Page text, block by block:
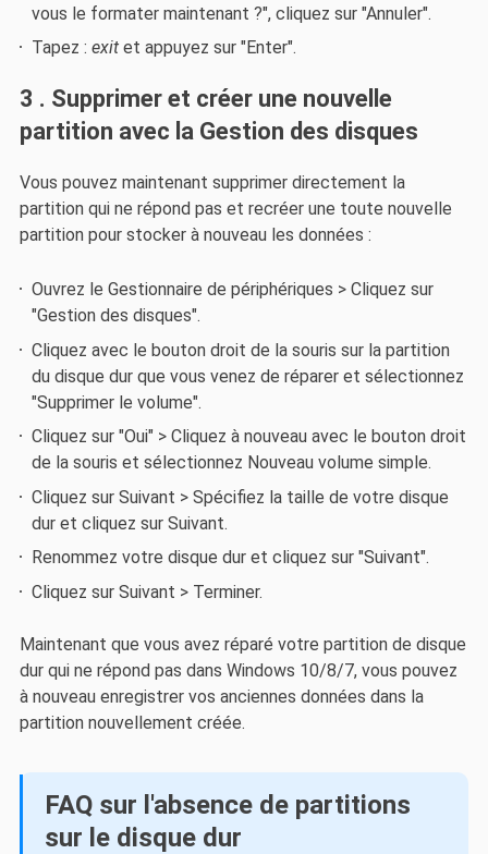
vous le formater maintenant ?", cliquez sur "Annuler".
Tapez :exit et appuyez sur "Enter".
3 . Supprimer et créer une nouvelle
partition avec la Gestion des disques
Vous pouvez maintenant supprimer directement la
partition qui ne répond pas et recréer une toute nouvelle
partition pour stocker à nouveau les données :
Ouvrez le Gestionnaire de périphériques > Cliquez sur
"Gestion des disques".
Cliquez avec le bouton droit de la souris sur la partition
du disque dur que vous venez de réparer et sélectionnez
"Supprimer le volume".
Cliquez sur "Oui" > Cliquez à nouveau avec le bouton droit
de la souris et sélectionnez Nouveau volume simple.
Cliquez sur Suivant > Spécifiez la taille de votre disque
dur et cliquez sur Suivant.
Renommez votre disque dur et cliquez sur "Suivant".
Cliquez sur Suivant > Terminer.
Maintenant que vous avez réparé votre partition de disque
dur qui ne répond pas dans Windows 10/8/7, vous pouvez
à nouveau enregistrer vos anciennes données dans la
partition nouvellement créée.
FAQ sur l'absence de partitions
sur le disque dur